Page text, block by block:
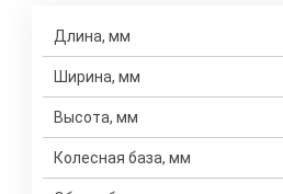
Длина, мм
Ширина, мм
Высота, мм
Колесная база, мм